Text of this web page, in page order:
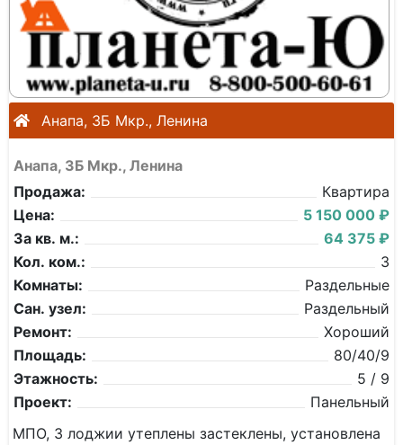
Анапа, 3Б Мкр., Ленина
Анапа, 3Б Мкр., Ленина
Продажа:
Квартира
Цена:
5 150 000 ₽
За кв. м.:
64 375 ₽
Кол. ком.:
3
Комнаты:
Раздельные
Сан. узел:
Раздельный
Ремонт:
Хороший
Площадь:
80/40/9
Этажность:
5 / 9
Проект:
Панельный
МПО, 3 лоджии утеплены застеклены, установлена